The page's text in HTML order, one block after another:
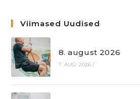
Viimased Uudised
8. august 2026
7. AUG. 2026 /